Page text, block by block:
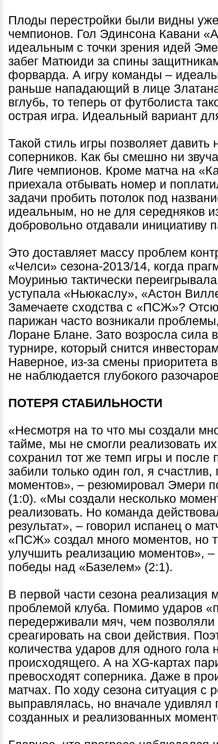
Плоды перестройки были видны
чемпионов. Гол Эдинсона Кавани
идеальным с точки зрения идей
забег Матюиди за спины
форварда. А игру команды –
раньше нападающий в лице
вглубь, то теперь от футболиста
острая игра. Идеальный вариант
Такой стиль игры позволяет
соперников. Как бы смешно ни
Лиге чемпионов. Кроме матча на
приехала отбывать номер и
задачи пробить потолок под
идеальным, но не для середняков
добровольно отдавали инициативу
Это доставляет массу проблем
«Челси» сезона-2013/14, когда
Моуринью тактически
уступала «Ньюкаслу», «Астон
Замечаете сходства с «ПСЖ»?
парижан часто возникали
Лоране Блане. Зато возросла сила
турнире, который снится
Наверное, из-за смены приоритета
не наблюдается глубокого
ПОТЕРЯ СТАБИЛЬНОСТИ
«Несмотря на то что мы создали
тайме, мы не смогли реализовать
сохранил тот же темп игры и
забили только один гол, я
моментов», – резюмировал Эмери
(1:0). «Мы создали несколько
реализовать. Но команда
результат», – говорил испанец о
«ПСЖ» создал много моментов, но
улучшить реализацию моментов»,
победы над «Базелем» (2:1).
В первой части сезона реализация
проблемой клуба. Помимо ударов
передерживали мяч, чем
среагировать на свои действия.
количества ударов для одного гола
происходящего. А на XG-картах
превосходят соперника. Даже в
матчах. По ходу сезона ситуация с
выправлялась, но вначале удивлял
созданных и реализованных